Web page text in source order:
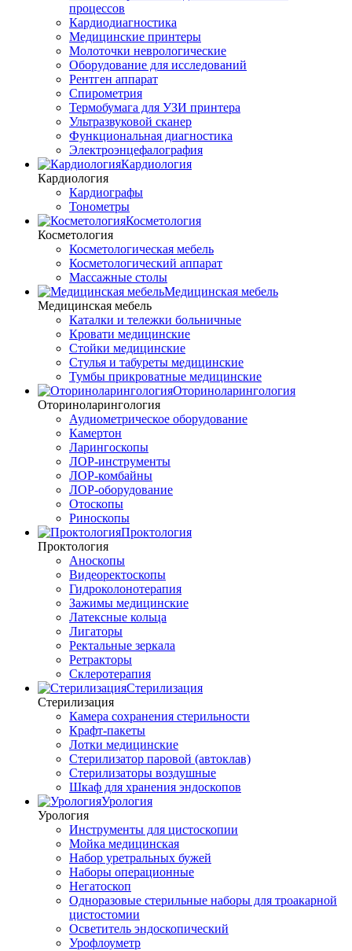
процессов
Кардиодиагностика
Медицинские принтеры
Молоточки неврологические
Оборудование для исследований
Рентген аппарат
Спирометрия
Термобумага для УЗИ принтера
Ультразвуковой сканер
Функциональная диагностика
Электроэнцефалография
Кардиология
Кардиология
Кардиографы
Тонометры
Косметология
Косметология
Косметологическая мебель
Косметологический аппарат
Массажные столы
Медицинская мебель
Медицинская мебель
Каталки и тележки больничные
Кровати медицинские
Стойки медицинские
Стулья и табуреты медицинские
Тумбы прикроватные медицинские
Оториноларингология
Оториноларингология
Аудиометрическое оборудование
Камертон
Ларингоскопы
ЛОР-инструменты
ЛОР-комбайны
ЛОР-оборудование
Отоскопы
Риноскопы
Проктология
Проктология
Аноскопы
Видеоректоскопы
Гидроколонотерапия
Зажимы медицинские
Латексные кольца
Лигаторы
Ректальные зеркала
Ретракторы
Склеротерапия
Стерилизация
Стерилизация
Камера сохранения стерильности
Крафт-пакеты
Лотки медицинские
Стерилизатор паровой (автоклав)
Стерилизаторы воздушные
Шкаф для хранения эндоскопов
Урология
Урология
Инструменты для цистоскопии
Мойка медицинская
Набор уретральных бужей
Наборы операционные
Негатоскоп
Одноразовые стерильные наборы для троакарной
цистостомии
Осветитель эндоскопический
Урофлоуметр